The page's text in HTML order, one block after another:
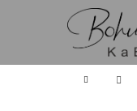
Domů
í
Zpět
do
Zpět
do